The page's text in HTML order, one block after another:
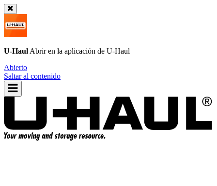
U-Haul Abrir en la aplicación de U-Haul
Abierto
Saltar al contenido